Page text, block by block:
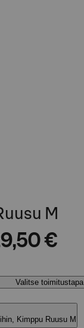
M
€
Valitse toimitustapa
Kimppu Ruusu M